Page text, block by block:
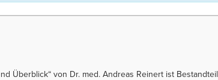
Überblick“ von Dr. med. Andreas Reinert ist Bestandteil